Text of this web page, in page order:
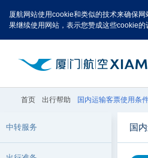
厦航网站使用cookie和类似的技术来确保
果继续使用网站，表示您赞成这些cookie
首页 出行帮助 国内运输客票使用条
中转服务 国